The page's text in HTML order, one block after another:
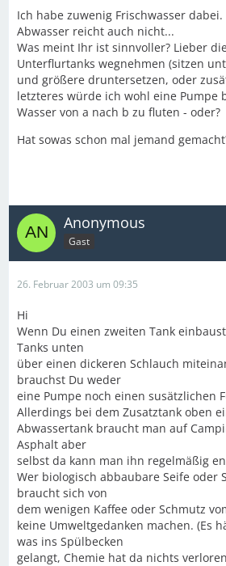
Ich habe zuwenig Frischwasser
Abwasser reicht auch nicht...
Was meint Ihr ist sinnvoller? Lieber
Unterflurtanks wegnehmen (sitzen
und größere druntersetzen, oder
letzteres würde ich wohl eine Pumpe
Wasser von a nach b zu fluten - oder?
Hat sowas schon mal jemand
Anonymous
Gast
26. Februar 2003 um 09:35
Hi
Wenn Du einen zweiten Tank
Tanks unten
über einen dickeren Schlauch
brauchst Du weder
eine Pumpe noch einen susätzlichen
Allerdings bei dem Zusatztank oben
Abwassertank braucht man auf
Asphalt aber
selbst da kann man ihn regelmäßig
Wer biologisch abbaubare Seife oder
braucht sich von
dem wenigen Kaffee oder Schmutz
keine Umweltgedanken machen. (Es
was ins Spülbecken
gelangt, Chemie hat da nichts